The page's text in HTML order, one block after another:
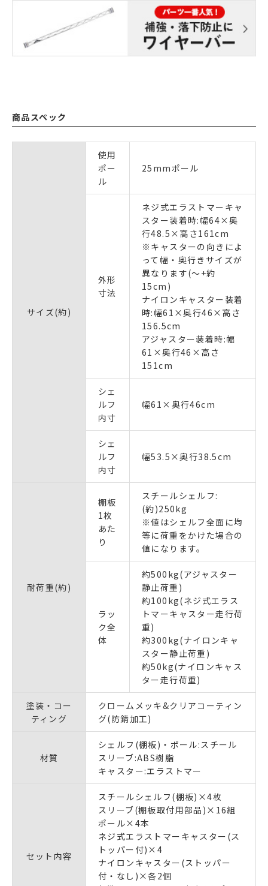
商品スペック
サイズ(約)
使用
ポー
ル
25mmポール
外形
寸法
ネジ式エラストマーキャ
スター装着時:幅64×奥
行48.5×高さ161cm
※キャスターの向きによ
って幅・奥行きサイズが
異なります(～+約
15cm)
ナイロンキャスター装着
時:幅61×奥行46×高さ
156.5cm
アジャスター装着時:幅
61×奥行46×高さ
151cm
シェ
ルフ
内寸
幅61×奥行46cm
シェ
ルフ
内寸
幅53.5×奥行38.5cm
耐荷重(約)
棚板
1枚
あた
り
スチールシェルフ:
(約)250kg
※値はシェルフ全面に均
等に荷重をかけた場合の
値になります。
ラッ
ク全
体
約500kg(アジャスター
静止荷重)
約100kg(ネジ式エラス
トマーキャスター走行荷
重)
約300kg(ナイロンキャ
スター静止荷重)
約50kg(ナイロンキャス
ター走行荷重)
塗装・コー
ティング
クロームメッキ&クリアコーティン
グ(防錆加工)
材質
シェルフ(棚板)・ポール:スチール
スリーブ:ABS樹脂
キャスター:エラストマー
セット内容
スチールシェルフ(棚板)×4枚
スリーブ(棚板取付用部品)×16組
ポール×4本
ネジ式エラストマーキャスター(ス
トッパー付)×4
ナイロンキャスター(ストッパー
付・なし)×各2個